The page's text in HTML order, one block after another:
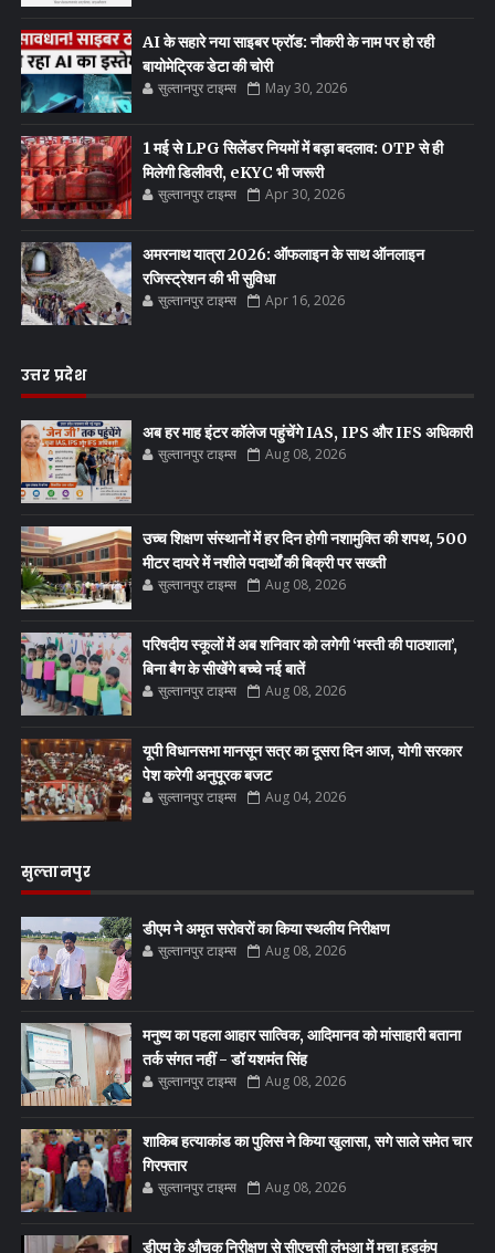
AI के सहारे नया साइबर फ्रॉड: नौकरी के नाम पर हो रही
बायोमेट्रिक डेटा की चोरी
सुल्तानपुर टाइम्स May 30, 2026
1 मई से LPG सिलेंडर नियमों में बड़ा बदलाव: OTP से ही
मिलेगी डिलीवरी, eKYC भी जरूरी
सुल्तानपुर टाइम्स Apr 30, 2026
अमरनाथ यात्रा 2026: ऑफलाइन के साथ ऑनलाइन
रजिस्ट्रेशन की भी सुविधा
सुल्तानपुर टाइम्स Apr 16, 2026
उत्तर प्रदेश
अब हर माह इंटर कॉलेज पहुंचेंगे IAS, IPS और IFS अधिकारी
सुल्तानपुर टाइम्स Aug 08, 2026
उच्च शिक्षण संस्थानों में हर दिन होगी नशामुक्ति की शपथ, 500
मीटर दायरे में नशीले पदार्थों की बिक्री पर सख्ती
सुल्तानपुर टाइम्स Aug 08, 2026
परिषदीय स्कूलों में अब शनिवार को लगेगी ‘मस्ती की पाठशाला’,
बिना बैग के सीखेंगे बच्चे नई बातें
सुल्तानपुर टाइम्स Aug 08, 2026
यूपी विधानसभा मानसून सत्र का दूसरा दिन आज, योगी सरकार
पेश करेगी अनुपूरक बजट
सुल्तानपुर टाइम्स Aug 04, 2026
सुल्तानपुर
डीएम ने अमृत सरोवरों का किया स्थलीय निरीक्षण
सुल्तानपुर टाइम्स Aug 08, 2026
मनुष्य का पहला आहार सात्विक, आदिमानव को मांसाहारी बताना
तर्क संगत नहीं - डॉ यशमंत सिंह
सुल्तानपुर टाइम्स Aug 08, 2026
शाकिब हत्याकांड का पुलिस ने किया खुलासा, सगे साले समेत चार
गिरफ्तार
सुल्तानपुर टाइम्स Aug 08, 2026
डीएम के औचक निरीक्षण से सीएचसी लंभुआ में मचा हड़कंप